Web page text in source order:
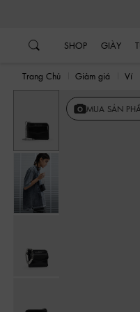
SHOP GIÀY
Trang Chủ Giảm giá Ví
MUA SẢN